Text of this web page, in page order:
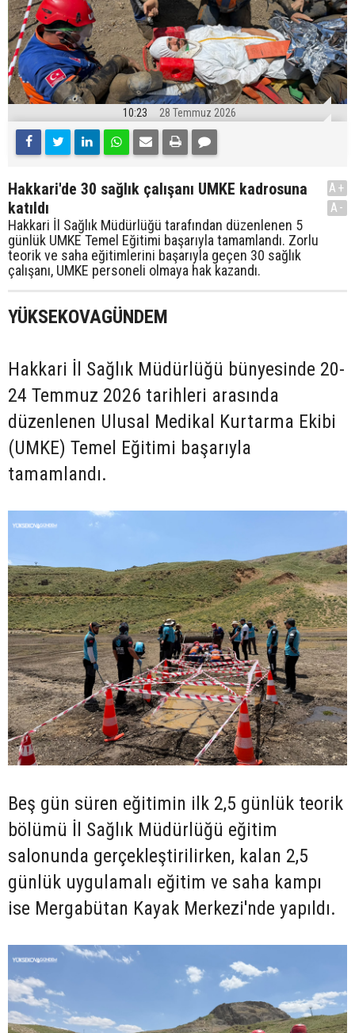
10:23 28 Temmuz 2026
Hakkari'de 30 sağlık çalışanı UMKE kadrosuna
katıldı
Hakkari İl Sağlık Müdürlüğü tarafından düzenlenen 5
günlük UMKE Temel Eğitimi başarıyla tamamlandı. Zorlu
teorik ve saha eğitimlerini başarıyla geçen 30 sağlık
çalışanı, UMKE personeli olmaya hak kazandı.
A+
A-
YÜKSEKOVAGÜNDEM
Hakkari İl Sağlık Müdürlüğü bünyesinde 20-
24 Temmuz 2026 tarihleri arasında
düzenlenen Ulusal Medikal Kurtarma Ekibi
(UMKE) Temel Eğitimi başarıyla
tamamlandı.
Beş gün süren eğitimin ilk 2,5 günlük teorik
bölümü İl Sağlık Müdürlüğü eğitim
salonunda gerçekleştirilirken, kalan 2,5
günlük uygulamalı eğitim ve saha kampı
ise Mergabütan Kayak Merkezi'nde yapıldı.